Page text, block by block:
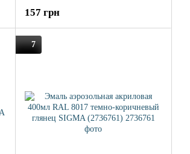
серебряный SIGMA
(2736531)
157 грн
7